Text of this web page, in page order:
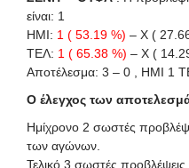
είναι: 1
ΗΜΙ: 1 ( 53.19 %) – X (
ΤΕΛ: 1 ( 65.38 %) – X (
Αποτέλεσμα: 3 – 0 , ΗΜΙ 1
Ο έλεγχος των
Ημίχρονο 2 σωστές
των αγώνων.
Τελικό 3 σωστές